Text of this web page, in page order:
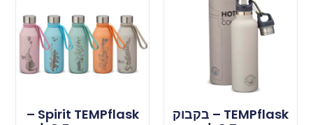
TEMPflask – בקבוק
Spirit TEMPflask –